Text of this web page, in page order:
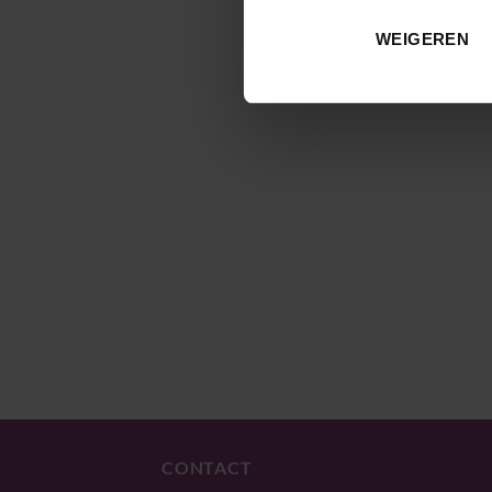
WEIGEREN
CONTACT